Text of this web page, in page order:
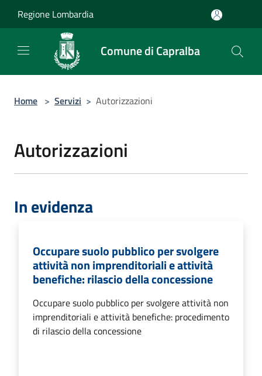
Regione Lombardia
Comune di Capralba
Home > Servizi > Autorizzazioni
Autorizzazioni
In evidenza
Occupare suolo pubblico per svolgere
attività non imprenditoriali e attività
benefiche: rilascio della concessione
Occupare suolo pubblico per svolgere attività non
imprenditoriali e attività benefiche: procedimento
di rilascio della concessione